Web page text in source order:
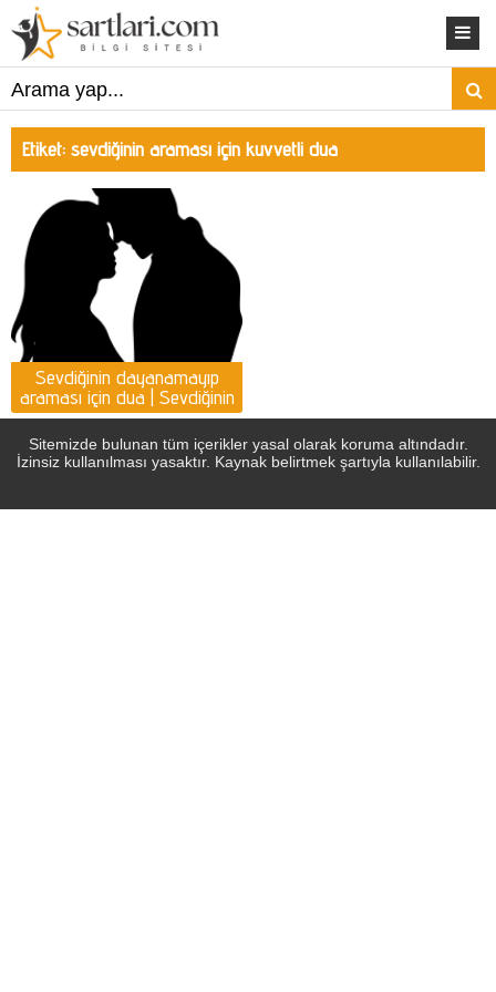
Etiket: sevdiğinin araması için kuvvetli dua
Sevdiğinin dayanamayıp
araması için dua | Sevdiğinin
araması için Kuvvetli dua
Sitemizde bulunan tüm içerikler yasal olarak koruma altındadır.
İzinsiz kullanılması yasaktır. Kaynak belirtmek şartıyla kullanılabilir.